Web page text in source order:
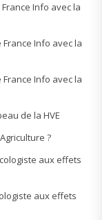
Info avec la
France Info avec la
France Info avec la
de la HVE
?
aux effets
aux effets